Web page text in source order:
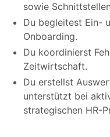
sowie
Du begleitest Ein-
Onboarding.
Du koordinierst
Zeitwirtschaft.
Du erstellst
unterstützt bei
strategischen HR-